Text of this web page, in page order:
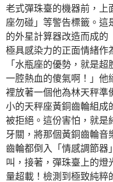
老式彈珠臺的機器前，上
座勿碰」等警告標籤。這
的外星計算器改造而成的
極具感染力的正面情緒作
「水瓶座的優勢，就是
一腔熱血的傻氣啊！」他
裡放著一個他為林天秤準
小的天秤座黃銅齒輪組成
被拒絕。這份害怕，就是
牙關，將那個黃銅齒輪音
齒輪都倒入「情感調節器
叫，接著，彈珠臺上的燈
量超載！檢測到極致純粹